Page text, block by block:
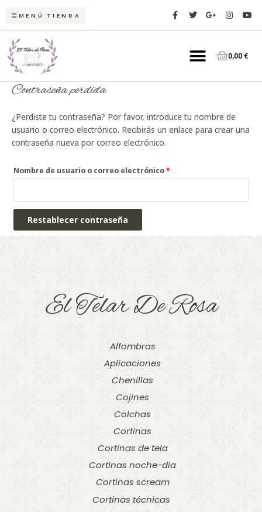
contenido
MENÚ TIENDA
F
a
e
f
T
w
t
e
r
G
o
g
u
I
n
t
g
r
Y
o
t
b
e
Menú
0,00 €
Contraseña perdida
¿Perdiste tu contraseña? Por favor, introduce tu nombre de
usuario o correo electrónico. Recibirás un enlace para crear una
contraseña nueva por correo electrónico.
Nombre de usuario o correo electrónico*
Restablecer contraseña
El Telar De Rosa
Alfombras
Aplicaciones
Chenillas
Cojines
Colchas
Cortinas
Cortinas de tela
Cortinas noche-dia
Cortinas scream
Cortinas técnicas